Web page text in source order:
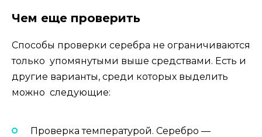
Чем еще проверить
Способы проверки серебра не ограничиваются
только упомянутыми выше средствами. Есть и
другие варианты, среди которых выделить
можно следующие:
Проверка температурой. Серебро —